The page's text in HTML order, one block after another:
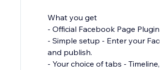
What you get
- Official Facebook Page
- Simple setup - Enter your
and publish.
- Your choice of tabs -